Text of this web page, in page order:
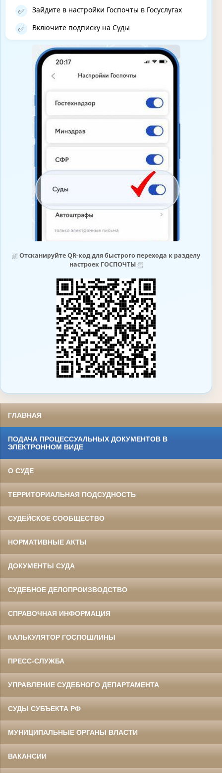
✅ Зайдите в настройки Госпочты в Госуслугах
✅ Включите подписку на Суды
⛆ Отсканируйте QR-код для быстрого перехода к разделу
настроек ГОСПОЧТЫ⛆
ГЛАВНАЯ
ПОДАЧА ПРОЦЕССУАЛЬНЫХ ДОКУМЕНТОВ В
ЭЛЕКТРОННОМ ВИДЕ
О СУДЕ
ТЕРРИТОРИАЛЬНАЯ ПОДСУДНОСТЬ
СУДЕЙСКОЕ СООБЩЕСТВО
НОРМАТИВНЫЕ АКТЫ
ДОКУМЕНТЫ СУДА
СУДЕБНОЕ ДЕЛОПРОИЗВОДСТВО
СПРАВОЧНАЯ ИНФОРМАЦИЯ
КАЛЬКУЛЯТОР ГОСПОШЛИНЫ
ПРЕСС-СЛУЖБА
УПРАВЛЕНИЕ СУДЕБНОГО ДЕПАРТАМЕНТА
СУДЫ СУБЪЕКТА РФ
МУНИЦИПАЛЬНЫЕ ОРГАНЫ ВЛАСТИ
ВАКАНСИИ